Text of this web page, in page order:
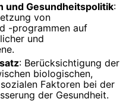
und Gesundheitspolitik:
von
-programmen auf
und
: Berücksichtigung der
biologischen,
Faktoren bei der
der Gesundheit.